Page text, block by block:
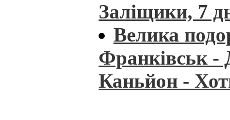
Заліщики, 7
Велика
Франківськ -
Каньйон -